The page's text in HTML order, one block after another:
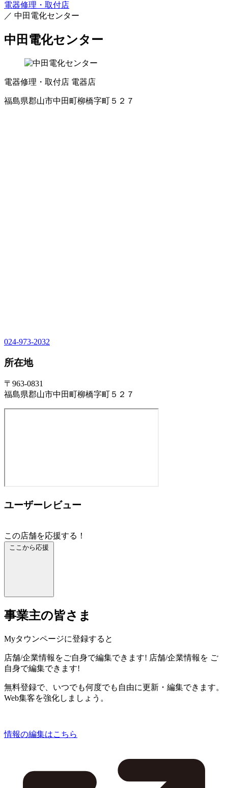
電器修理・取付店
／ 中田電化センター
中田電化センター
電器修理・取付店 電器店
福島県郡山市中田町柳橋字町５２７
024-973-2032
所在地
〒963-0831
福島県郡山市中田町柳橋字町５２７
ユーザーレビュー
この店舗を応援する！
ここから応援
事業主の皆さま
Myタウンページに登録すると
店舗/企業情報をご自身で編集できます! 店舗/企業情報を ご
自身で編集できます!
無料登録で、いつでも何度でも自由に更新・編集できます。
Web集客を強化しましょう。
情報の編集はこちら